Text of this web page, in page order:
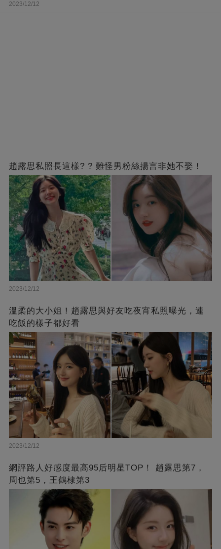
2023/12/12
趙露思私照長這樣? ? 難怪男粉絲揚言非她不娶！
2023/12/12
溫柔的大小姐！趙露思與好友吃夜宵私照曝光，連
吃飯的樣子都好看
2023/12/12
網評路人好感度最高95后明星TOP！ 趙露思第7，
周也第5，王鶴棣第3